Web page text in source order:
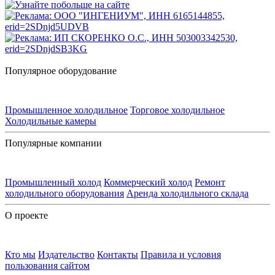
Популярное оборудование
Промышленное холодильное Торговое холодильное
Холодильные камеры
Популярные компании
Промышленный холод Коммерческий холод Ремонт
холодильного оборудования Аренда холодильного склада
О проекте
Кто мы Издательство Контакты Правила и условия
пользования сайтом